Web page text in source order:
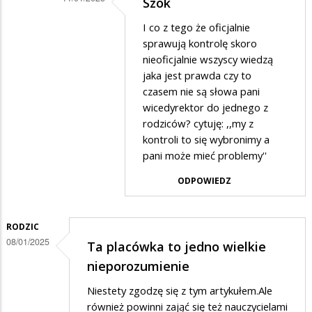
I co z tego że oficjalnie
sprawują kontrolę skoro
nieoficjalnie wszyscy wiedzą
jaka jest prawda czy to
czasem nie są słowa pani
wicedyrektor do jednego z
rodziców? cytuję: ,,my z
kontroli to się wybronimy a
pani może mieć problemy''
ODPOWIEDZ
RODZIC
08/01/2025
Ta placówka to jedno wielkie
nieporozumienie
Niestety zgodzę się z tym artykułem.Ale
również powinni zająć się też nauczycielami